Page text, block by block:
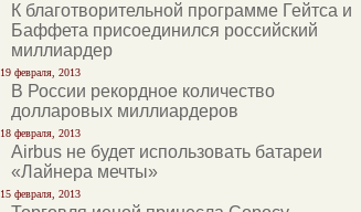
К благотворительной программе Гейтса и
Баффета присоединился российский
миллиардер
19 февраля, 2013
В России рекордное количество
долларовых миллиардеров
18 февраля, 2013
Airbus не будет использовать батареи
«Лайнера мечты»
15 февраля, 2013